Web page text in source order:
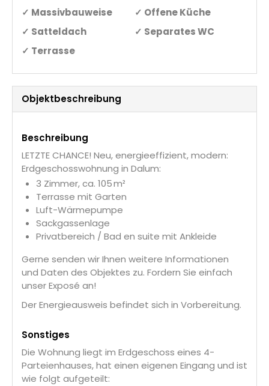
✓ Massivbauweise
✓ Offene Küche
✓ Satteldach
✓ Separates WC
✓ Terrasse
Objekt­beschreibung
Beschreibung
LETZTE CHANCE! Neu, energieeffizient, modern:
Erdgeschosswohnung in Dalum:
3 Zimmer, ca. 105 m²
Terrasse mit Garten
Luft-Wärmepumpe
Sackgassenlage
Privatbereich / Bad en suite mit Ankleide
Gerne senden wir Ihnen weitere Informationen
und Daten des Objektes zu. Fordern Sie einfach
unser Exposé an!
Der Energieausweis befindet sich in Vorbereitung.
Sonstiges
Die Wohnung liegt im Erdgeschoss eines 4-
Parteienhauses, hat einen eigenen Eingang und ist
wie folgt aufgeteilt: